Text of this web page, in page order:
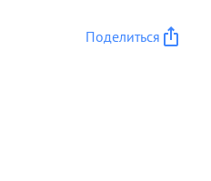
Поделиться